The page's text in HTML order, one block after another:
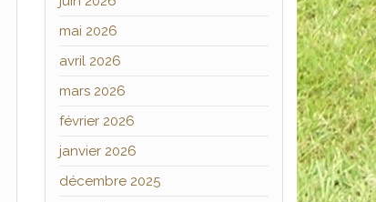
mai 2026
avril 2026
mars 2026
février 2026
janvier 2026
décembre 2025